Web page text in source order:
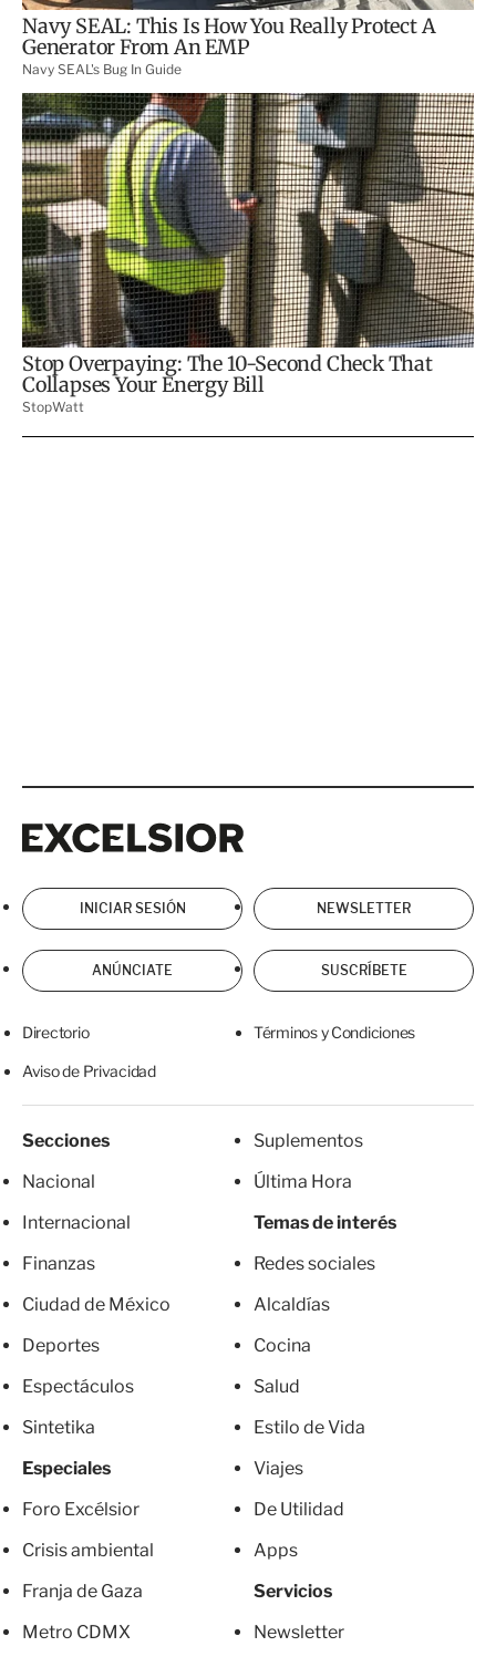
INICIAR SESIÓN NEWSLETTER
ANÚNCIATE SUSCRÍBETE
Directorio Términos y Condiciones
Aviso de Privacidad
Secciones
Nacional
Internacional
Finanzas
Ciudad de México
Deportes
Espectáculos
Sintetika
Especiales
Foro Excélsior
Crisis ambiental
Franja de Gaza
Metro CDMX
Suplementos
Última Hora
Temas de interés
Redes sociales
Alcaldías
Cocina
Salud
Estilo de Vida
Viajes
De Utilidad
Apps
Servicios
Newsletter